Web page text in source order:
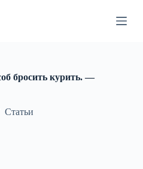
бросить курить. —
Статьи